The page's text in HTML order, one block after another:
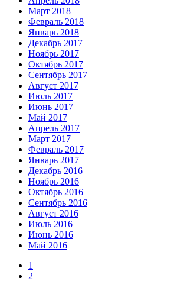
Март 2018
Февраль 2018
Январь 2018
Декабрь 2017
Ноябрь 2017
Октябрь 2017
Сентябрь 2017
Август 2017
Июль 2017
Июнь 2017
Май 2017
Апрель 2017
Март 2017
Февраль 2017
Январь 2017
Декабрь 2016
Ноябрь 2016
Октябрь 2016
Сентябрь 2016
Август 2016
Июль 2016
Июнь 2016
Май 2016
1
2